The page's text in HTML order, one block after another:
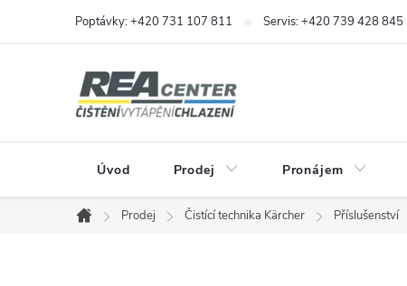
Poptávky: +420 731 107 811 Servis: +420 739 428 845
Úvod Prodej Pronájem
Domů
Prodej Čistící technika Kärcher Příslušenství